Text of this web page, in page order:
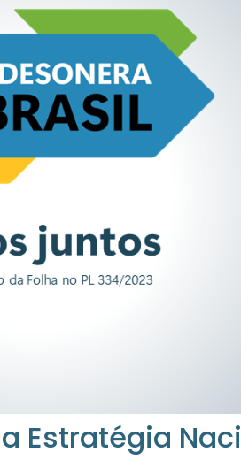
Estratégia